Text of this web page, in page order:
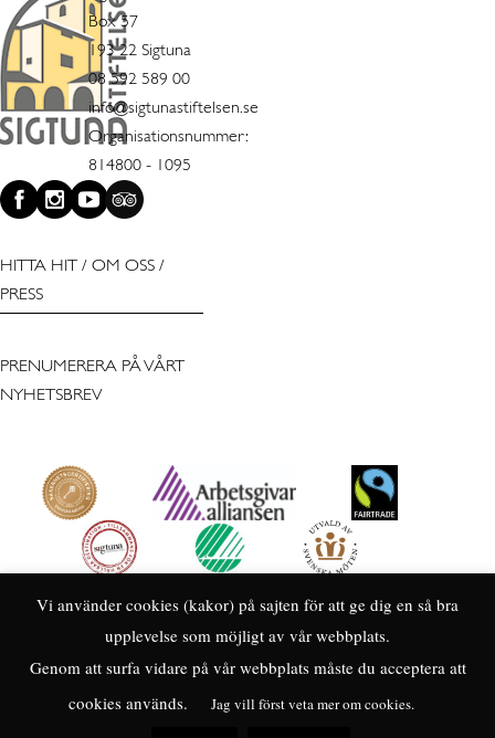
Box 57
193 22 Sigtuna
08 592 589 00
info@sigtunastiftelsen.se
Organisationsnummer:
814800 - 1095
HITTA HIT / OM OSS /
PRESS
PRENUMERERA PÅ VÅRT
NYHETSBREV
Vi använder cookies (kakor) på sajten för att ge dig en så bra
upplevelse som möjligt av vår webbplats.
Genom att surfa vidare på vår webbplats måste du acceptera att
cookies används.
Jag vill först veta mer om cookies.